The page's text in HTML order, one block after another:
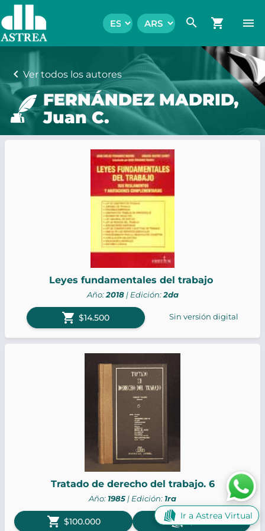
search shopping_cart menu
chevron_left Ver todos los autores
FERNÁNDEZ MADRID,
Juan C.
Leyes fundamentales del trabajo
Año:2018| Edición:2da
shopping_cart $14.500 Sin versión digital
Tratado de derecho del trabajo. 6
Año: 1985 | Edición: 1ra
shopping_cart $100.000 $8300
Ir a Astrea Virtual